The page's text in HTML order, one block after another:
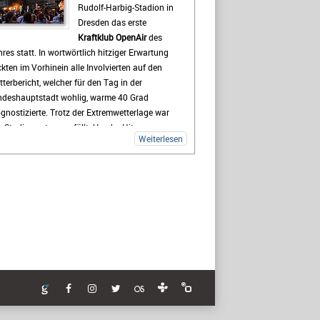
Atmosphäre macht das Highfield für
zu mehr als nur einem Musikfestival.
zum Festival dauert es zwar noch etwas, doch
wächst mit jedem Tag. Viele Tickets
bereits verkauft und die Erwartungen an das
sind entsprechend hoch. Wenn das
mitspielt und die Stimmung so gut wird
in den vergangenen Jahren, dürfte das
des Festivalsommers gehören.
Rudolf-Harbig-Stadion in
Dresden das erste
Kraftklub OpenAirdes
statt. In wortwörtlich hitziger Erwartung
im Vorhinein alle Involvierten auf den
welcher für den Tag in der
wohlig, warme 40 Grad
Trotz der Extremwetterlage war
Stadion extrem gefüllt. Um der Hitze
wurden zahlreiche kostenlose
und -sprinkler installiert,
Sonnenuntergang lieferte. Mit
Weiterlesen